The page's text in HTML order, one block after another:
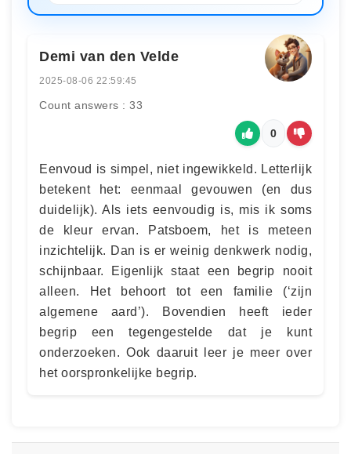
Demi van den Velde
2025-08-06 22:59:45
Count answers : 33
0
Eenvoud is simpel, niet ingewikkeld. Letterlijk
betekent het: eenmaal gevouwen (en dus
duidelijk). Als iets eenvoudig is, mis ik soms
de kleur ervan. Patsboem, het is meteen
inzichtelijk. Dan is er weinig denkwerk nodig,
schijnbaar. Eigenlijk staat een begrip nooit
alleen. Het behoort tot een familie (‘zijn
algemene aard’). Bovendien heeft ieder
begrip een tegengestelde dat je kunt
onderzoeken. Ook daaruit leer je meer over
het oorspronkelijke begrip.